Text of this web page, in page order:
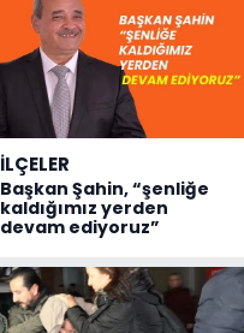
İLÇELER
Başkan Şahin, “şenliğe
kaldığımız yerden
devam ediyoruz”